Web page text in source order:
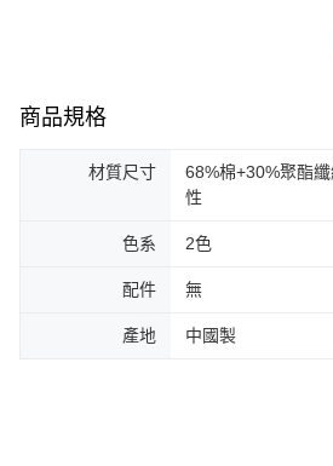
商品規格
材質尺寸
68%棉+30%聚酯
性
色系 2色
配件 無
產地 中國製